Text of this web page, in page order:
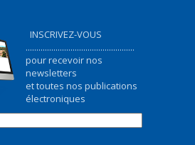
INSCRIVEZ-VOUS
...................................................
pour recevoir nos
newsletters
et toutes nos publications
électroniques